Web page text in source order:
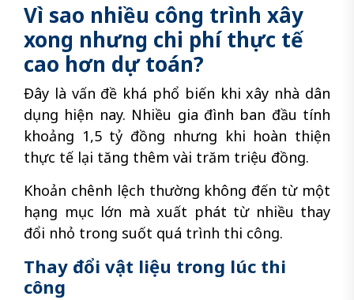
Vì sao nhiều công trình xây
xong nhưng chi phí thực tế
cao hơn dự toán?
Đây là vấn đề khá phổ biến khi xây nhà dân
dụng hiện nay. Nhiều gia đình ban đầu tính
khoảng 1,5 tỷ đồng nhưng khi hoàn thiện
thực tế lại tăng thêm vài trăm triệu đồng.
Khoản chênh lệch thường không đến từ một
hạng mục lớn mà xuất phát từ nhiều thay
đổi nhỏ trong suốt quá trình thi công.
Thay đổi vật liệu trong lúc thi
công